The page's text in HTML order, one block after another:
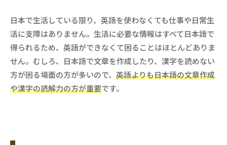
日本で生活している限り、英語を使わなくても仕事や日常生
活に支障はありません。生活に必要な情報はすべて日本語で
得られるため、英語ができなくて困ることはほとんどありま
せん。むしろ、日本語で文章を作成したり、漢字を読めない
方が困る場面の方が多いので、 英語よりも日本語の文章作成
や漢字の読解力の方が重要です。